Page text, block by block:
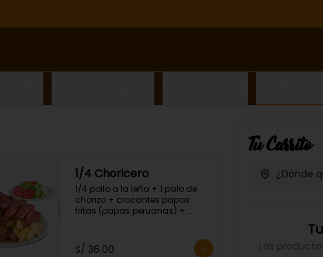
1/4 Choricero
1/4 pollo a la leña + 1 palo de
chorizo + crocantes papas
fritas (papas peruanas) +
S/ 36.00
Tu Carrito
¿Dónde
Los